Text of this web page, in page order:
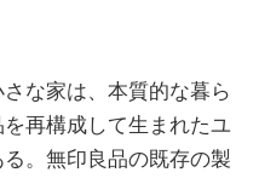
な家は、本質的な暮ら
再構成して生まれたユ
。無印良品の既存の製